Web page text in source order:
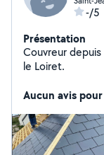
-/5
Présentation
Couvreur
le Loiret.
Aucun avis